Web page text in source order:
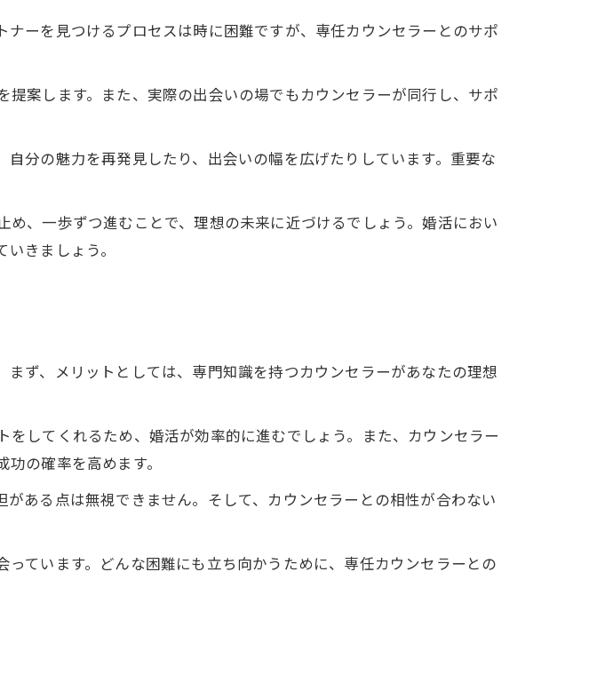
ーを見つけるプロセスは時に困難ですが、専任カウンセラーとのサポ
案します。また、実際の出会いの場でもカウンセラーが同行し、サポ
分の魅力を再発見したり、出会いの幅を広げたりしています。重要な
、一歩ずつ進むことで、理想の未来に近づけるでしょう。婚活におい
きましょう。
ず、メリットとしては、専門知識を持つカウンセラーがあなたの理想
してくれるため、婚活が効率的に進むでしょう。また、カウンセラー
の確率を高めます。
ある点は無視できません。そして、カウンセラーとの相性が合わない
ています。どんな困難にも立ち向かうために、専任カウンセラーとの